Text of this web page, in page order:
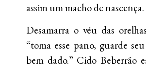
assim um macho de nascença.
Desamarra o véu das
“toma esse pano, guarde
bem dado.” Cido Beberrão